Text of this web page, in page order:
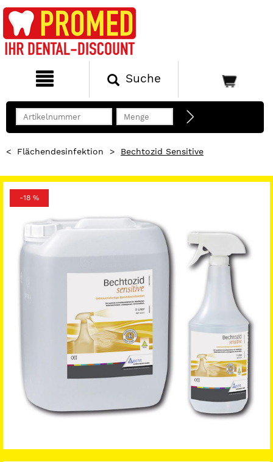
Suche
< Flächendesinfektion > Bechtozid Sensitive
-18 %